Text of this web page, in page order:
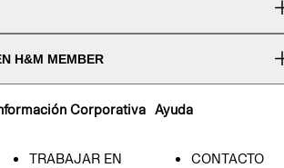
H&M MEMBER
Corporativa
TRABAJAR EN
Ayuda
CONTACTO